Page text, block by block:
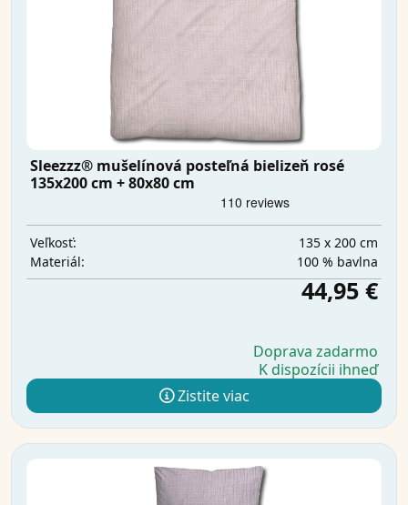
Sleezzz® mušelínová posteľná bielizeň rosé
135x200 cm + 80x80 cm
Veľkosť:
135 x 200 cm
Materiál:
100 % bavlna
44,95 €
Doprava zadarmo
K dispozícii ihneď
Zistite viac